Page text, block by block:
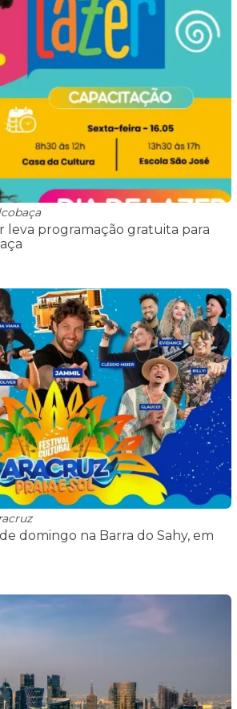
leva programação gratuita para
domingo na Barra do Sahy, em